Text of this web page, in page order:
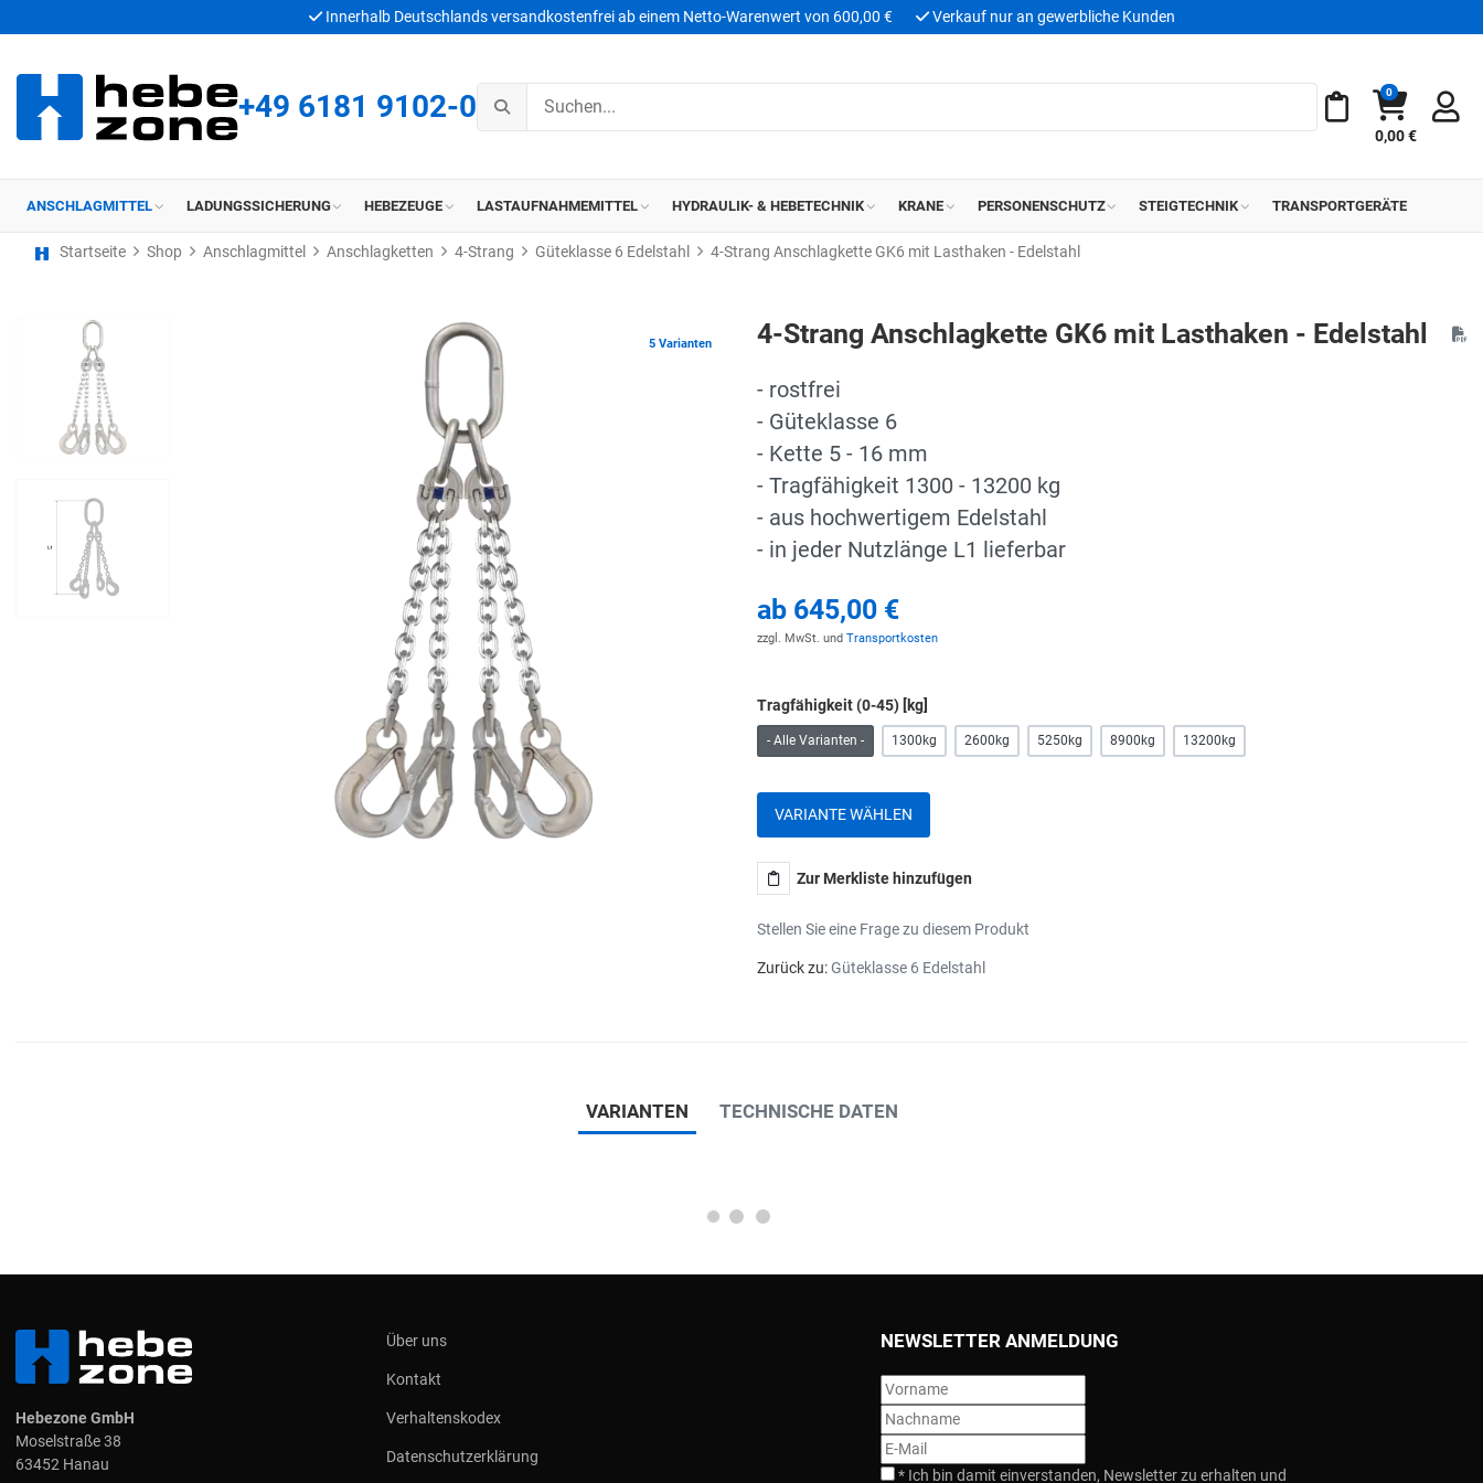
Innerhalb Deutschlands versandkostenfrei ab einem Netto-Warenwert von 600,00 € Verkauf nur an gewerbliche Kunden
+49 6181 9102-0 Meine Merkliste
Warenkorb
0
0,00 €
ANSCHLAGMITTEL LADUNGSSICHERUNG HEBEZEUGE LASTAUFNAHMEMITTEL HYDRAULIK- & HEBETECHNIK KRANE PERSONENSCHUTZ STEIGTECHNIK TRANSPORTGERÄTE
Startseite Shop Anschlagmittel Anschlagketten 4-Strang Güteklasse 6 Edelstahl 4-Strang Anschlagkette GK6 mit Lasthaken - Edelstahl
5 Varianten 4-Strang Anschlagkette GK6 mit Lasthaken - Edelstahl
- rostfrei
- Güteklasse 6
- Kette 5 - 16 mm
- Tragfähigkeit 1300 - 13200 kg
- aus hochwertigem Edelstahl
- in jeder Nutzlänge L1 lieferbar
ab 645,00 €
zzgl. MwSt. und Transportkosten
Tragfähigkeit (0-45) [kg]
- Alle Varianten - 1300kg 2600kg 5250kg 8900kg 13200kg
VARIANTE WÄHLEN
Zur Merkliste hinzufügen
Stellen Sie eine Frage zu diesem Produkt
Zurück zu:Güteklasse 6 Edelstahl
VARIANTEN TECHNISCHE DATEN
Hebezone GmbH
Moselstraße 38
63452 Hanau
Über uns
Kontakt
Verhaltenskodex
Datenschutzerklärung
NEWSLETTER ANMELDUNG
* Ich bin damit einverstanden, Newsletter zu erhalten und